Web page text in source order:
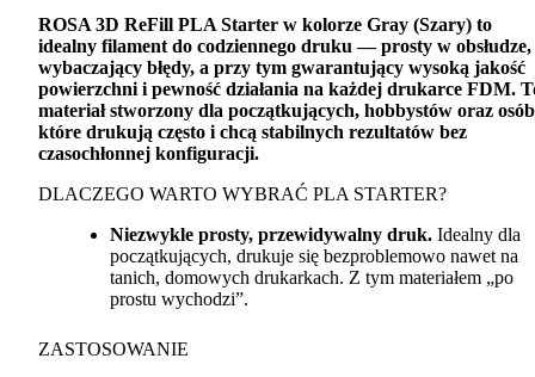
ROSA 3D ReFill PLA Starter w kolorze Gray (Szary) to
idealny filament do codziennego druku — prosty w obsłudze,
wybaczający błędy, a przy tym gwarantujący wysoką jakość
powierzchni i pewność działania na każdej drukarce FDM.
materiał stworzony dla początkujących, hobbystów oraz
które drukują często i chcą stabilnych rezultatów bez
czasochłonnej konfiguracji.
DLACZEGO WARTO WYBRAĆ PLA STARTER?
Niezwykle prosty, przewidywalny druk. Idealny dla
początkujących, drukuje się bezproblemowo nawet na
tanich, domowych drukarkach. Z tym materiałem „po
prostu wychodzi”.
ZASTOSOWANIE